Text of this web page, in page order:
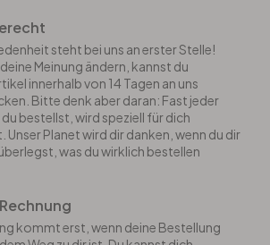
steht bei uns an erster Stelle!
Meinung ändern, kannst du
innerhalb von 14 Tagen an uns
Bitte denk aber daran: Fast jeder
bestellst, wird speziell für dich
Planet wird dir danken, wenn du dir
was du wirklich bestellen
kommt erst, wenn deine Bestellung